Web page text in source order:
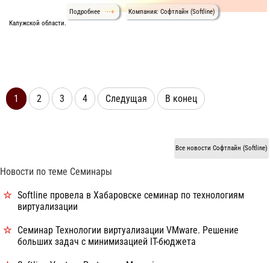
Калужской области.
Подробнее Компания: Софтлайн (Softline)
1 2 3 4 Следущая В конец
Все новости Софтлайн (Softline)
Новости по теме Семинары
Softline провела в Хабаровске семинар по технологиям
виртуализации
Семинар Технологии виртуализации VMware. Решение
больших задач с минимизацией IT-бюджета